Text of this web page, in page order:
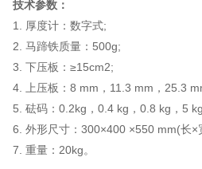
技术参数：
1. 厚度计：数字式;
2. 马蹄铁质量：500g;
3. 下压板：≥15cm2;
4. 上压板：8 mm，11.3 mm，25.3
5. 砝码：0.2kg，0.4 kg，0.8 kg，5
6. 外形尺寸：300×400 ×550 mm(长×
7. 重量：20kg。